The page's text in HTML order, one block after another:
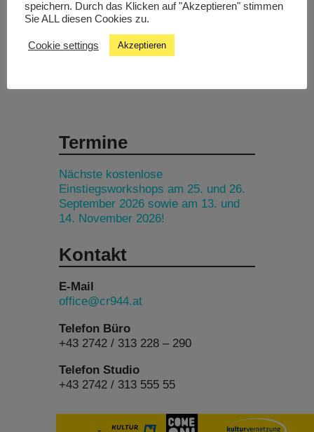
Studiochat
Termine
Nächste kostenlose
Einstiegsworkshops am 25. und 26.
September 2026 sowie am 13. und
14. November 2026!
Kontakt
E-Mail
office@cr944.at
Telefon Büro
+43 2742 / 313 228 – 290
Telefon Studio
+43 2742 / 313 555 55
speichern. Durch das Klicken auf "Akzeptieren" stimmen
Sie ALL diesen Cookies zu.
Cookie settings Akzeptieren